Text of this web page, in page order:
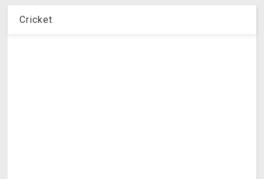
Cricket